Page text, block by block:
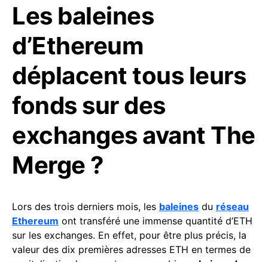
Les baleines
d’Ethereum
déplacent tous leurs
fonds sur des
exchanges avant The
Merge ?
Lors des trois derniers mois, les baleines du réseau
Ethereum ont transféré une immense quantité d’ETH
sur les exchanges. En effet, pour être plus précis, la
valeur des dix premières adresses ETH en termes de